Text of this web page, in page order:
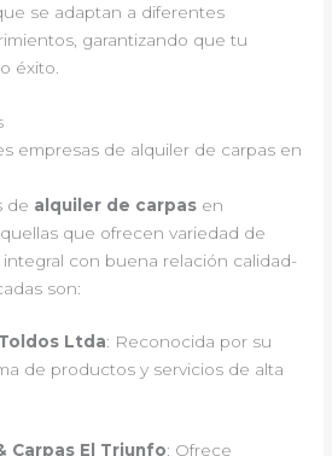
se adaptan a diferentes
garantizando que tu
éxito.
empresas de alquiler de carpas en
de alquiler de carpas en
que ofrecen variedad de
con buena relación calidad-
son:
Ltda: Reconocida por su
de productos y servicios de alta
Carpas El Triunfo: Ofrece